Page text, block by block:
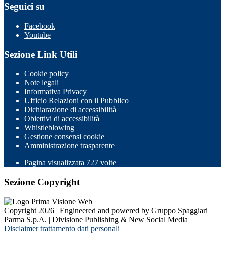
Seguici su
Facebook
Youtube
Sezione Link Utili
Cookie policy
Note legali
Informativa Privacy
Ufficio Relazioni con il Pubblico
Dichiarazione di accessibilità
Obiettivi di accessibilità
Whistleblowing
Gestione consensi cookie
Amministrazione trasparente
Pagina visualizzata 727 volte
Sezione Copyright
Copyright 2026 | Engineered and powered by Gruppo Spaggiari
Parma S.p.A. | Divisione Publishing & New Social Media
Disclaimer trattamento dati personali